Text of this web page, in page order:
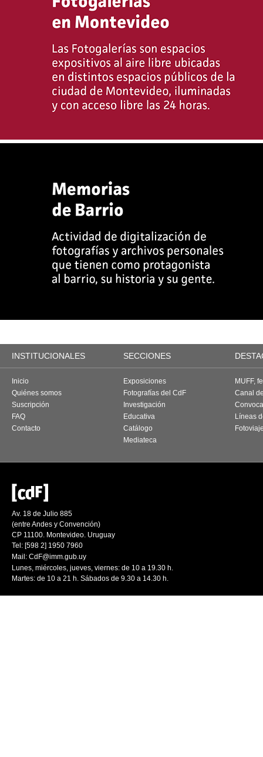
INSTITUCIONALES SECCIONES
Inicio
Quiénes somos
Suscripción
FAQ
Contacto
Exposiciones
Fotografías del CdF
Investigación
Educativa
Catálogo
Mediateca
MUFF,
Canal
Líneas
Av. 18 de Julio 885
(entre Andes y Convención)
CP 11100. Montevideo. Uruguay
Tel: [598 2] 1950 7960
Mail: CdF@imm.gub.uy
Lunes, miércoles, jueves, viernes: de 10 a 19.30 h.
Martes: de 10 a 21 h. Sábados de 9.30 a 14.30 h.